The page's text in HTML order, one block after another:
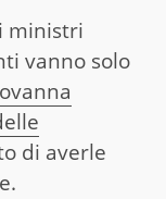
ministri
vanno solo
di averle